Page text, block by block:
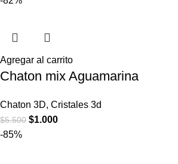
Agregar al carrito
Chaton mix Aguamarina
Chaton 3D, Cristales 3d
$5.500 $1.000
-85%